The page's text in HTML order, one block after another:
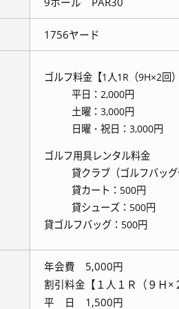
1756ヤード
ゴルフ料金【1人1R（9H×2回）
平日：2,000円
土曜：3,000円
日曜・祝日：3,000円
ゴルフ用具レンタル料金
貸クラブ（ゴルフバッ
貸カート：500円
貸シューズ：500円
貸ゴルフバッグ：500円
年会費 5,000円
割引料金【１人１Ｒ（９Ｈ×
平 日 1,500円